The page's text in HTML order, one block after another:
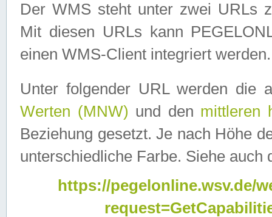
Der WMS steht unter zwei URLs
Mit diesen URLs kann
einen WMS-Client integriert werden.
Unter folgender URL werden die
Werten (MNW) und den mittleren
Beziehung gesetzt. Je nach Höhe
unterschiedliche Farbe. Siehe auch
https://pegelonline.wsv.de/